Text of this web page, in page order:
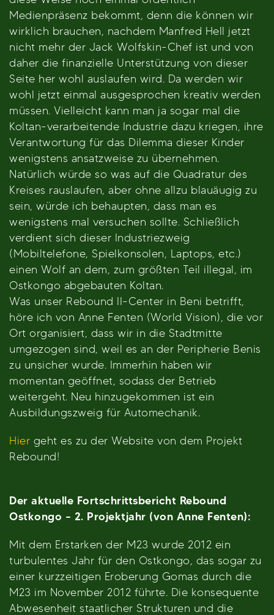
Medienpräsenz bekommt, denn die können wir
wirklich brauchen, nachdem Manfred Hell jetzt
nicht mehr der Jack Wolfskin-Chef ist und von
daher die finanzielle Unterstützung von dieser
Seite her wohl auslaufen wird. Da werden wir
wohl jetzt einmal ausgesprochen kreativ werden
müssen. Vielleicht kann man ja sogar mal die
Koltan-verarbeitende Industrie dazu kriegen, ihre
Verantwortung für das Dilemma dieser Kinder
wenigstens ansatzweise zu übernehmen.
Natürlich würde so was auf die Quadratur des
Kreises rauslaufen, aber ohne allzu blauäugig zu
sein, würde ich behaupten, dass man es
wenigstens mal versuchen sollte. Schließlich
verdient sich dieser Industriezweig
(Mobiltelefone, Spielkonsolen, Laptops, etc.)
einen Wolf an dem, zum größten Teil illegal, im
Ostkongo abgebauten Koltan.
Was unser Rebound II-Center in Beni betrifft,
höre ich von Anne Fenten (World Vision), die vor
Ort organisiert, dass wir in die Stadtmitte
umgezogen sind, weil es an der Peripherie Benis
zu unsicher wurde. Immerhin haben wir
momentan geöffnet, sodass der Betrieb
weitergeht. Neu hinzugekommen ist ein
Ausbildungszweig für Automechanik.
Hier geht es zu der Website von dem Projekt
Rebound!
Der aktuelle Fortschrittsbericht Rebound
Ostkongo – 2. Projektjahr (von Anne Fenten):
Mit dem Erstarken der M23 wurde 2012 ein
turbulentes Jahr für den Ostkongo, das sogar zu
einer kurzzeitigen Eroberung Gomas durch die
M23 im November 2012 führte. Die konsequente
Abwesenheit staatlicher Strukturen und die